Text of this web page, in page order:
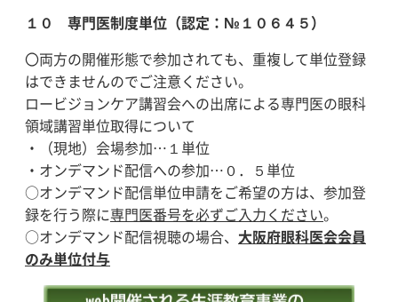
１０ 専門医制度単位（認定：№１０６４５）
〇両方の開催形態で参加されても、重複して単位登録
はできませんのでご注意ください。
ロービジョンケア講習会への出席による専門医の眼科
領域講習単位取得について
・（現地）会場参加…１単位
・オンデマンド配信への参加…０．５単位
○オンデマンド配信単位申請をご希望の方は、参加登
録を行う際に専門医番号を必ずご入力ください。
○オンデマンド配信視聴の場合、 大阪府眼科医会会員
のみ単位付与